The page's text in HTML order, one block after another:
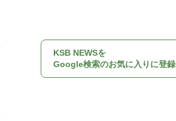
KSB NEWSを
Google検索のお気に入りに登録